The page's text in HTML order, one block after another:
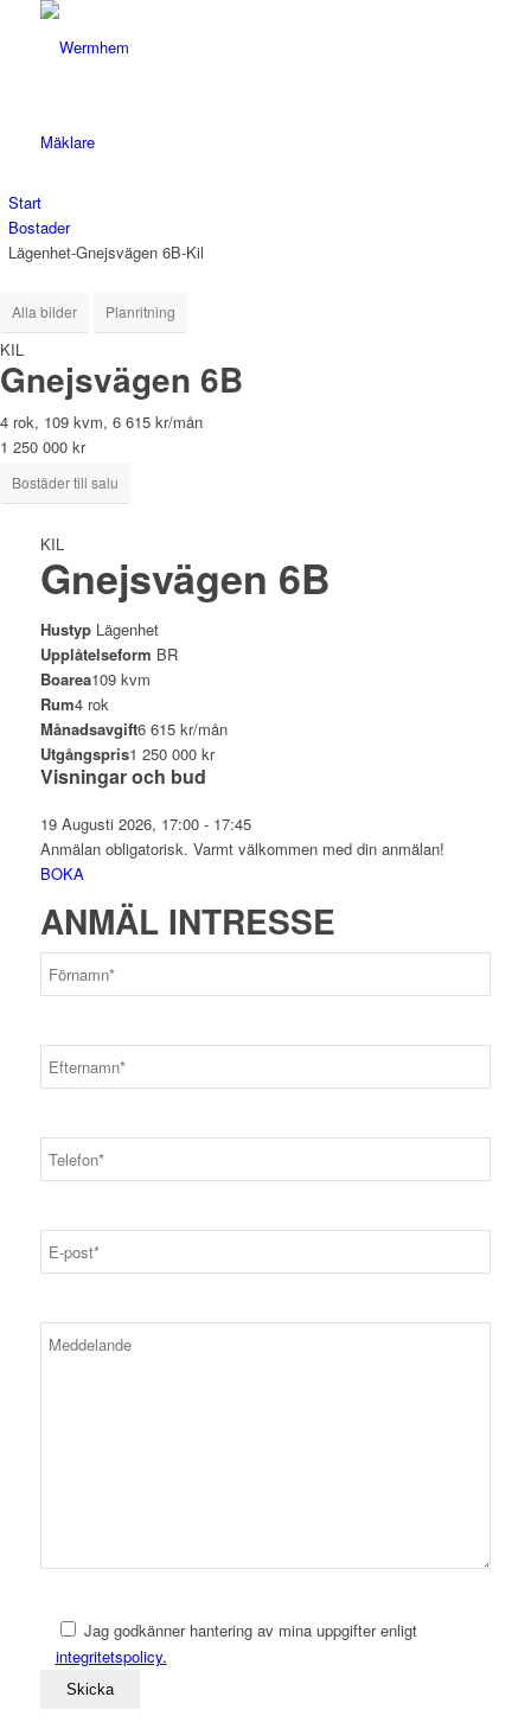
Start
Bostader
Lägenhet-Gnejsvägen 6B-Kil
Alla bilder Planritning
KIL
Gnejsvägen 6B
4 rok, 109 kvm, 6 615 kr/mån
1 250 000 kr
Bostäder till salu
KIL
Gnejsvägen 6B
Hustyp Lägenhet
Upplåtelseform BR
Boarea109 kvm
Rum4 rok
Månadsavgift6 615 kr/mån
Utgångspris1 250 000 kr
Visningar och bud
19 Augusti 2026, 17:00 - 17:45
Anmälan obligatorisk. Varmt välkommen med din anmälan!
BOKA
ANMÄL INTRESSE
Jag godkänner hantering av mina uppgifter enligt
integritetspolicy.